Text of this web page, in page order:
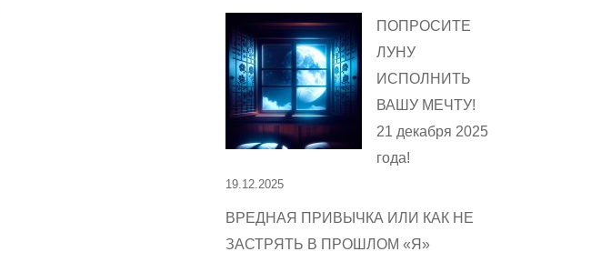
ПОПРОСИТЕ
ЛУНУ
ИСПОЛНИТЬ
ВАШУ МЕЧТУ!
21 декабря 2025
года!
19.12.2025
ВРЕДНАЯ ПРИВЫЧКА ИЛИ КАК НЕ
ЗАСТРЯТЬ В ПРОШЛОМ «Я»